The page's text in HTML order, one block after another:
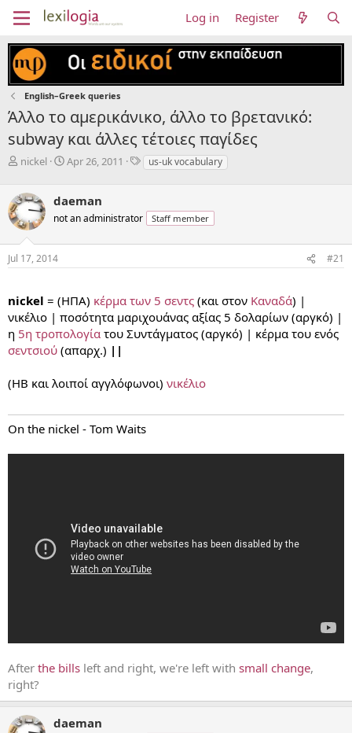
Log in Register
English–Greek queries
Άλλο το αμερικάνικο, άλλο το βρετανικό:
subway και άλλες τέτοιες παγίδες
T
e
a
d
s
t
t
e
r
nickel
S
r
t
a
Apr 26, 2011
Tus-uk vocabulary
daeman
not an administrator Staff member
Jul 17, 2014 #21
nickel = (ΗΠΑ) κέρμα των 5 σεντς (και στον Καναδά) |
νικέλιο | ποσότητα μαριχουάνας αξίας 5 δολαρίων (αργκό) |
η 5η τροπολογία του Συντάγματος (αργκό) | κέρμα του ενός
σεντσιού (απαρχ.) ||
(ΗΒ και λοιποί αγγλόφωνοι) νικέλιο
On the nickel - Tom Waits
After the bills left and right, we're left with small change,
right?
daeman